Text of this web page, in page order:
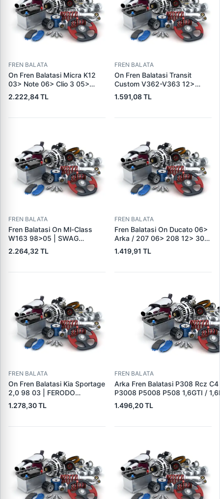
FREN BALATA
On Fren Balatasi Micra K12
03> Note 06> Clio 3 05>
Modus 04> Duster 10>
Logan 04> Dokker 12> G:116
DELPHI LP5005EV | OEM
2.222,84 TL
FREN BALATA
On Fren Balatasi Transit
Custom V362-V363 12>
(Arka Tek Teker) | SKF VKBP
80029 E | OEM BK21 2K021
1.591,08 TL
FREN BALATA
Fren Balatasi On Ml-Class
W163 98>05 | SWAG
10916410 | OEM
A1634201220
2.264,32 TL
FREN BALATA
Fren Balatasi On Ducato 06>
Arka / 207 06> 208 12> 301
12> 307 00> 1007 05> 2008
13> Partner 96> Par | FEBI
1.419,91 TL
FREN BALATA
On Fren Balatasi Kia Sportage
2,0 98 03 | FERODO
FDB1536 | OEM
0K0453323Z
1.278,30 TL
FREN BALATA
Arka Fren Balatasi P308 Rcz
P3008 P5008 P508 1,6GTI /
2,0HDI 07 / 10> | TRW
1.496,20 TL